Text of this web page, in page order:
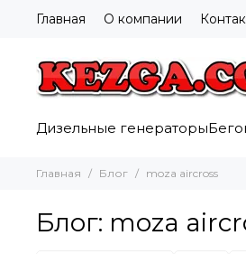
Главная О компании
Дизельные генераторы
Главная Блог moza aircross
Блог: moza